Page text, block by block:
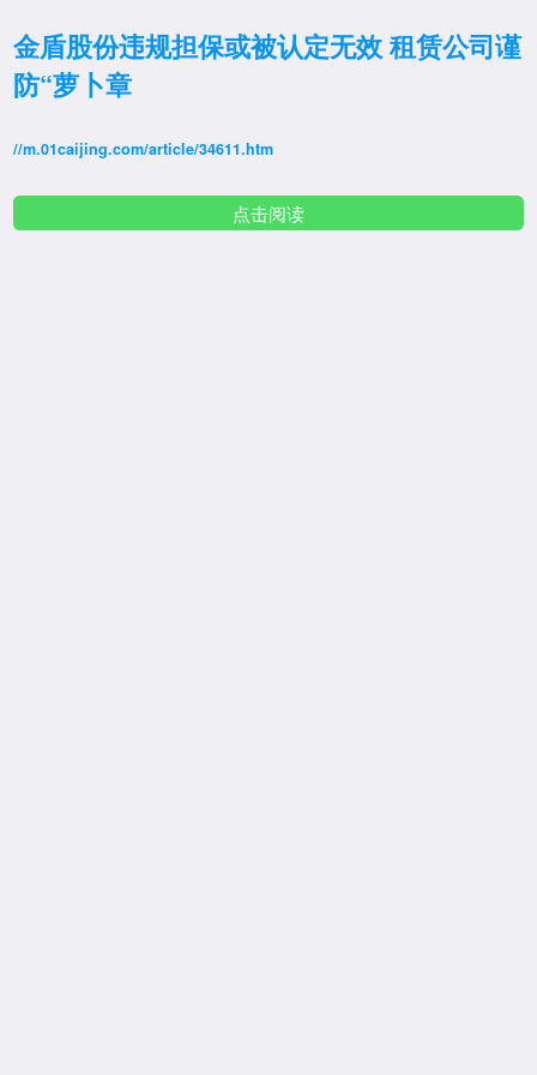
金盾股份违规担保或被认定无效 租赁公司谨
防“萝卜章
//m.01caijing.com/article/34611.htm
点击阅读